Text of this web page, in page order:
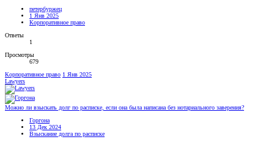
петербуржец
1 Янв 2025
Корпоративное право
Ответы
1
Просмотры
679
Корпоративное право 1 Янв 2025
Lawyers
Можно ли взыскать долг по расписке, если она была написана без нотариального заверения?
Горгона
13 Дек 2024
Взыскание долга по расписке